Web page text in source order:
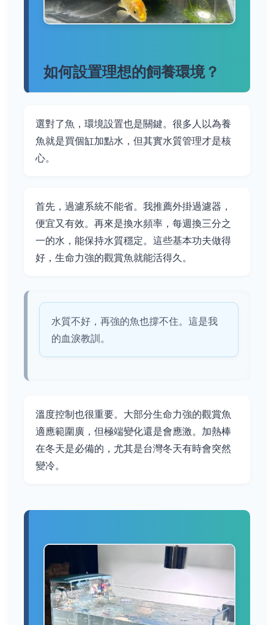
如何設置理想的飼養環境？
選對了魚，環境設置也是關鍵。很多人以為養
魚就是買個缸加點水，但其實水質管理才是核
心。
首先，過濾系統不能省。我推薦外掛過濾器，
便宜又有效。再來是換水頻率，每週換三分之
一的水，能保持水質穩定。這些基本功夫做得
好，生命力強的觀賞魚就能活得久。
水質不好，再強的魚也撐不住。這是我
的血淚教訓。
溫度控制也很重要。大部分生命力強的觀賞魚
適應範圍廣，但極端變化還是會應激。加熱棒
在冬天是必備的，尤其是台灣冬天有時會突然
變冷。